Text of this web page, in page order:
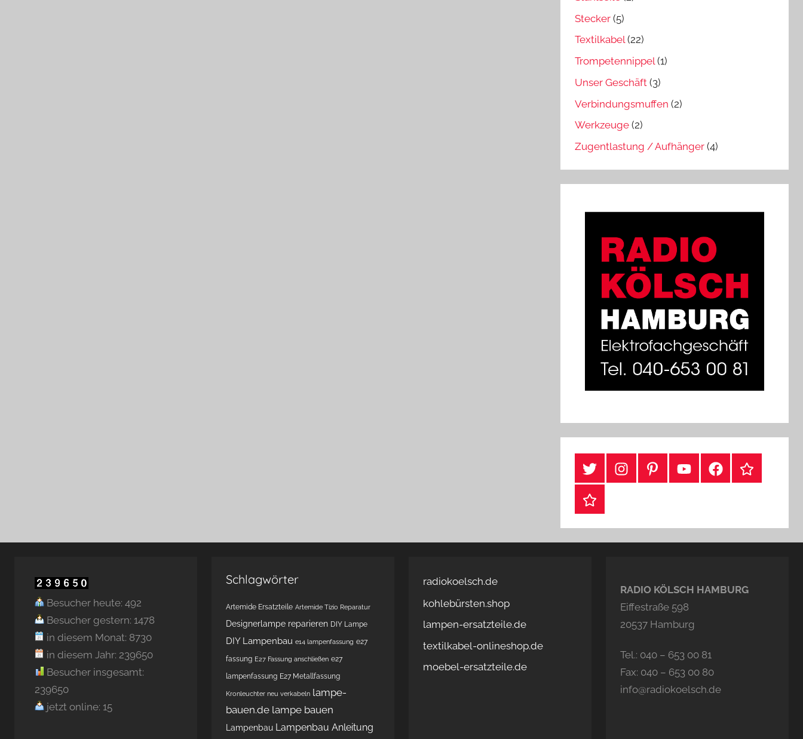
Stecker (5)
Textilkabel(22)
Trompetennippel(1)
Unser Geschäft (3)
Verbindungsmuffen (2)
Werkzeuge (2)
Zugentlastung / Aufhänger (4)
#TwitterInstagramPinterestYouTubeFacebook
TikTok
Webshop
Besucher heute: 492
Besucher gestern: 1478
in diesem Monat: 8730
in diesem Jahr: 239650
Besucher insgesamt:
239650
jetzt online: 15
Schlagwörter
Artemide Ersatzteile Artemide Tizio Reparatur
Designerlampe reparieren DIY Lampe
DIY Lampenbau e14 lampenfassung e27
fassung E27 Fassung anschließen e27
lampenfassung E27 Metallfassung
Kronleuchter neu verkabeln lampe-
bauen.de lampe bauen
Lampenbau Lampenbau Anleitung
radiokoelsch.de
kohlebürsten.shop
lampen-ersatzteile.de
textilkabel-onlineshop.de
moebel-ersatzteile.de
RADIO KÖLSCH HAMBURG
Eiffestraße 598
20537 Hamburg
Tel.: 040 – 653 00 81
Fax: 040 – 653 00 80
info@radiokoelsch.de